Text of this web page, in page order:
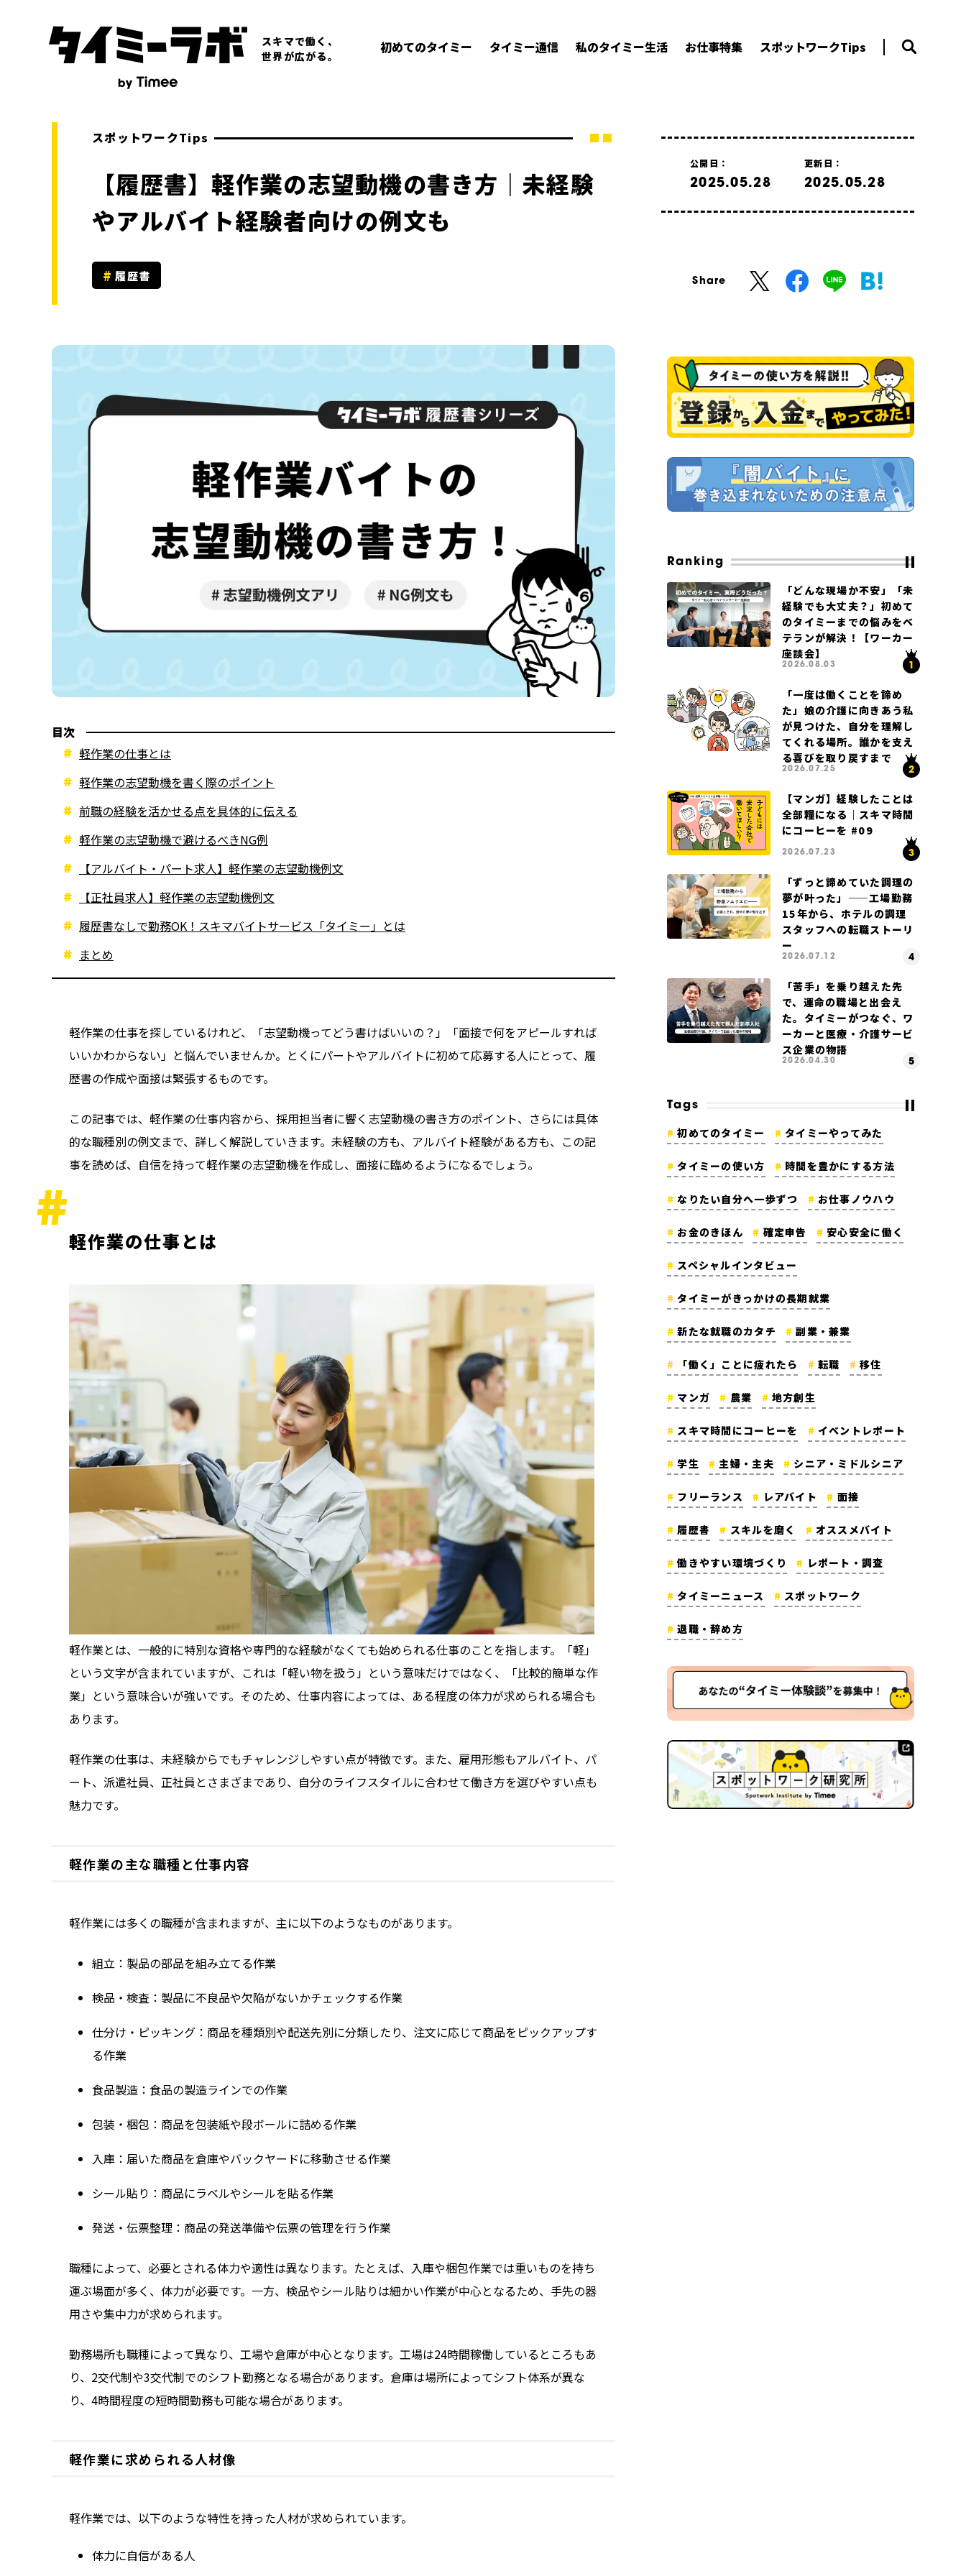
スキマで働く、
世界が広がる。
初めてのタイミー タイミー通信 私のタイミー生活 お仕事特集 スポットワークTips
スポットワークTips
【履歴書】軽作業の志望動機の書き方｜未経験
やアルバイト経験者向けの例文も
履歴書
公開日：
2025.05.28
更新日：
2025.05.28
Share
目次
軽作業の仕事とは
軽作業の志望動機を書く際のポイント
前職の経験を活かせる点を具体的に伝える
軽作業の志望動機で避けるべきNG例
【アルバイト・パート求人】軽作業の志望動機例文
【正社員求人】軽作業の志望動機例文
履歴書なしで勤務OK！スキマバイトサービス「タイミー」とは
まとめ
軽作業の仕事を探しているけれど、「志望動機ってどう書けばいいの？」「面接で何をアピールすれば
いいかわからない」と悩んでいませんか。とくにパートやアルバイトに初めて応募する人にとって、履
歴書の作成や面接は緊張するものです。
この記事では、軽作業の仕事内容から、採用担当者に響く志望動機の書き方のポイント、さらには具体
的な職種別の例文まで、詳しく解説していきます。未経験の方も、アルバイト経験がある方も、この記
事を読めば、自信を持って軽作業の志望動機を作成し、面接に臨めるようになるでしょう。
軽作業の仕事とは
軽作業とは、一般的に特別な資格や専門的な経験がなくても始められる仕事のことを指します。「軽」
という文字が含まれていますが、これは「軽い物を扱う」という意味だけではなく、「比較的簡単な作
業」という意味合いが強いです。そのため、仕事内容によっては、ある程度の体力が求められる場合も
あります。
軽作業の仕事は、未経験からでもチャレンジしやすい点が特徴です。また、雇用形態もアルバイト、パ
ート、派遣社員、正社員とさまざまであり、自分のライフスタイルに合わせて働き方を選びやすい点も
魅力です。
軽作業の主な職種と仕事内容
軽作業には多くの職種が含まれますが、主に以下のようなものがあります。
組立 ：製品の部品を組み立てる作業
検品・検査 ：製品に不良品や欠陥がないかチェックする作業
仕分け・ピッキング ：商品を種類別や配送先別に分類したり、注文に応じて商品をピックアップす
る作業
食品製造 ：食品の製造ラインでの作業
包装・梱包 ：商品を包装紙や段ボールに詰める作業
入庫 ：届いた商品を倉庫やバックヤードに移動させる作業
シール貼り ：商品にラベルやシールを貼る作業
発送・伝票整理 ：商品の発送準備や伝票の管理を行う作業
職種によって、必要とされる体力や適性は異なります。たとえば、入庫や梱包作業では重いものを持ち
運ぶ場面が多く、体力が必要です。一方、検品やシール貼りは細かい作業が中心となるため、手先の器
用さや集中力が求められます。
勤務場所も職種によって異なり、工場や倉庫が中心となります。工場は24時間稼働しているところもあ
り、2交代制や3交代制でのシフト勤務となる場合があります。倉庫は場所によってシフト体系が異な
り、4時間程度の短時間勤務も可能な場合があります。
軽作業に求められる人材像
軽作業では、以下のような特性を持った人材が求められています。
体力に自信がある人
Ranking
「どんな現場か不安」「未
経験でも大丈夫？」初めて
のタイミーまでの悩みをベ
テランが解決！【ワーカー
座談会】
2026.08.03
「一度は働くことを諦め
た」娘の介護に向きあう私
が見つけた、自分を理解し
てくれる場所。誰かを支え
る喜びを取り戻すまで
2026.07.25
【マンガ】経験したことは
全部糧になる｜スキマ時間
にコーヒーを #09
2026.07.23
「ずっと諦めていた調理の
夢が叶った」——工場勤務
15年から、ホテルの調理
スタッフへの転職ストーリ
ー
2026.07.12
「苦手」を乗り越えた先
で、運命の職場と出会え
た。タイミーがつなぐ、ワ
ーカーと医療・介護サービ
ス企業の物語
2026.04.30
Tags
初めてのタイミー タイミーやってみた
タイミーの使い方 時間を豊かにする方法
なりたい自分へ一歩ずつ お仕事ノウハウ
お金のきほん 確定申告 安心安全に働く
スペシャルインタビュー
タイミーがきっかけの長期就業
新たな就職のカタチ 副業・兼業
「働く」ことに疲れたら 転職 移住
マンガ 農業 地方創生
スキマ時間にコーヒーを イベントレポート
学生 主婦・主夫 シニア・ミドルシニア
フリーランス レアバイト 面接
履歴書 スキルを磨く オススメバイト
働きやすい環境づくり レポート・調査
タイミーニュース スポットワーク
退職・辞め方